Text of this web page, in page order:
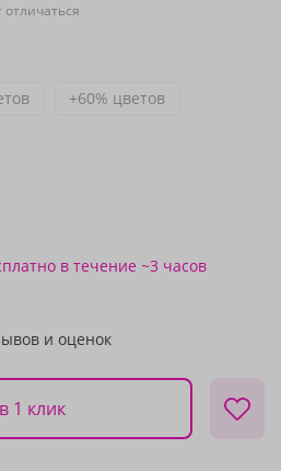
+60% цветов
в течение ~3 часов
и оценок
1 клик